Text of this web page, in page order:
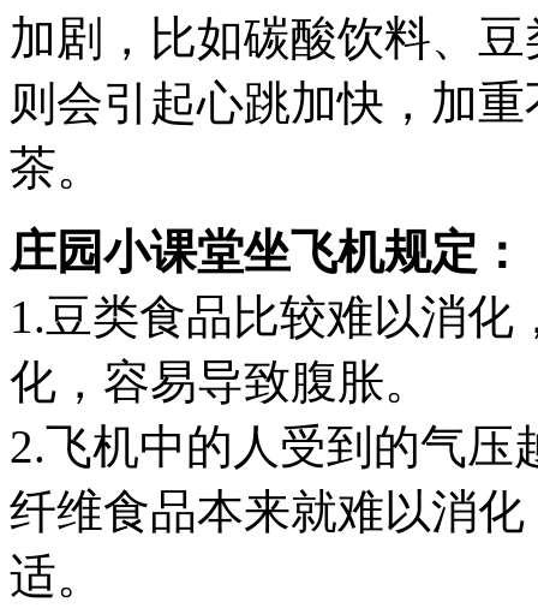
加剧，比如碳酸饮料、
则会引起心跳加快，加
茶。
庄园小课堂坐飞机规定：
1.豆类食品比较难以消
化，容易导致腹胀。
2.飞机中的人受到的气
纤维食品本来就难以消
适。